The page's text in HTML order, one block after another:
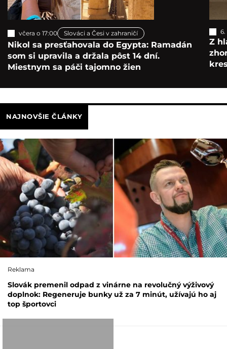
včera o 17:00 Slováci a Česi v zahraničí
Nikol sa presťahovala do Egypta: Ramadán
som si upravila a držala pôst 14 dní.
Miestnym sa páči tajomno žien
Z
NAJNOVŠIE ČLÁNKY
Reklama
Slovák premenil odpad z vinárne na revolučný výživový
doplnok: Regeneruje bunky už za 7 minút, užívajú ho aj
top športovci